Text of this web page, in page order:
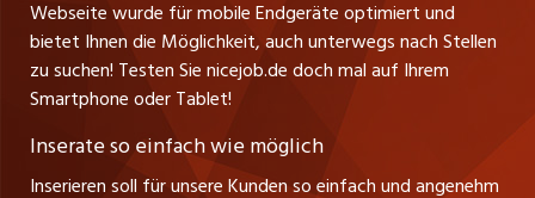
ajourjob.ch
tagblatt.ch
FM1Today
Webseite wurde für mobile Endgeräte optimiert und
bietet Ihnen die Möglichkeit, auch unterwegs nach Stellen
zu suchen! Testen Sie nicejob.de doch mal auf Ihrem
Smartphone oder Tablet!
Inserate so einfach wie möglich
Inserieren soll für unsere Kunden so einfach und angenehm